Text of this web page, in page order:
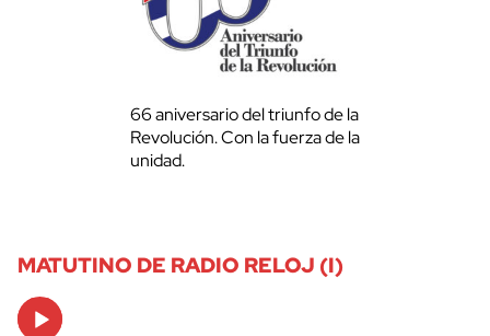
66 aniversario del triunfo de la
Revolución. Con la fuerza de la
unidad.
MATUTINO DE RADIO RELOJ (I)
Audio
Player